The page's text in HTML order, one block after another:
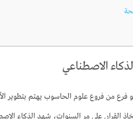
الاصطناعي
فرع من فروع علوم الحاسوب يهتم بتطوير
القرار. على مر السنوات، شهد الذكاء